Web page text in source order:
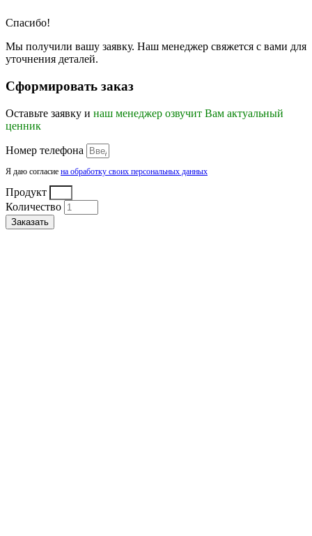
Спасибо!
Мы получили вашу заявку. Наш менеджер свяжется с вами для
уточнения деталей.
Сформировать заказ
Оставьте заявку и наш менеджер озвучит Вам актуальный
ценник
Номер телефона
Я даю согласие на обработку своих персональных данных
Продукт
Количество
Заказать